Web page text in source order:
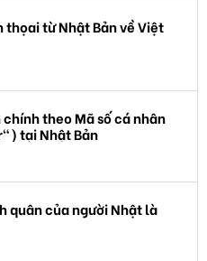
thọai từ Nhật Bản về Việt
theo Mã số cá nhân
tại Nhật Bản
quân của người Nhật là